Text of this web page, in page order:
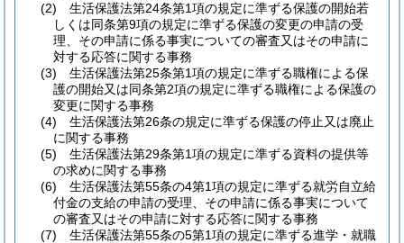
(2)
生活保護法第24条第1項の規定に準ずる保護の開始若
しくは同条第9項の規定に準ずる保護の変更の申請の受
理、その申請に係る事実についての審査又はその申請に
対する応答に関する事務
(3)
生活保護法第25条第1項の規定に準ずる職権による保
護の開始又は同条第2項の規定に準ずる職権による保護の
変更に関する事務
(4)
生活保護法第26条の規定に準ずる保護の停止又は廃止
に関する事務
(5)
生活保護法第29条第1項の規定に準ずる資料の提供等
の求めに関する事務
(6)
生活保護法第55条の4第1項の規定に準ずる就労自立給
付金の支給の申請の受理、その申請に係る事実について
の審査又はその申請に対する応答に関する事務
(7)
生活保護法第55条の5第1項の規定に準ずる進学・就職